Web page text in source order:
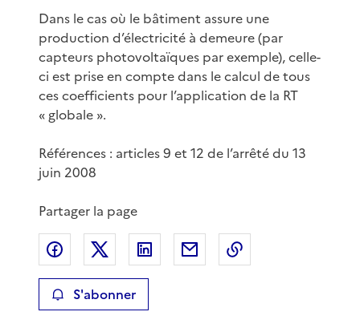
Dans le cas où le bâtiment assure une
production d’électricité à demeure (par
capteurs photovoltaïques par exemple), celle-
ci est prise en compte dans le calcul de tous
ces coefficients pour l’application de la RT
« globale ».
Références : articles 9 et 12 de l’arrêté du 13
juin 2008
Partager la page
Partager sur Facebook
Partager sur XPartager sur LinkedIn
Partager par email
S'abonner